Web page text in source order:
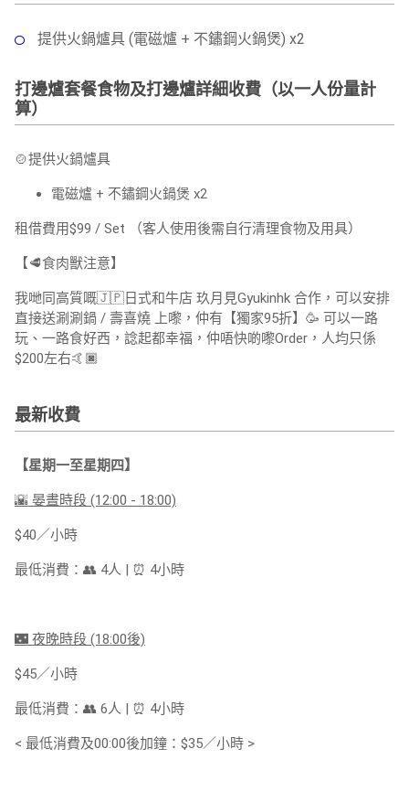
提供火鍋爐具 (電磁爐 + 不鏽鋼火鍋煲) x2
打邊爐套餐食物及打邊爐詳細收費（以一人份量計
算）
🍲提供火鍋爐具
電磁爐 + 不鏽鋼火鍋煲 x2
租借費用$99 / Set （客人使用後需自行清理食物及用具）
【🥩食肉獸注意】
我哋同高質嘅🇯🇵日式和牛店 玖月見Gyukinhk 合作，可以安排
直接送涮涮鍋 / 壽喜燒 上嚟，仲有【獨家95折】🥳 可以一路
玩、一路食好西，諗起都幸福，仲唔快啲嚟Order，人均只係
$200左右🤙🏿
最新收費
【星期一至星期四】
🌇 晏晝時段 (12:00 - 18:00)
$40／小時
最低消費：👥 4人 | ⏰ 4小時
🌃 夜晚時段 (18:00後)
$45／小時
最低消費：👥 6人 | ⏰ 4小時
< 最低消費及00:00後加鐘：$35／小時 >